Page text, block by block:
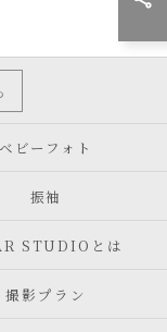
ベビーフォト
振袖
STUDIOとは
撮影プラン